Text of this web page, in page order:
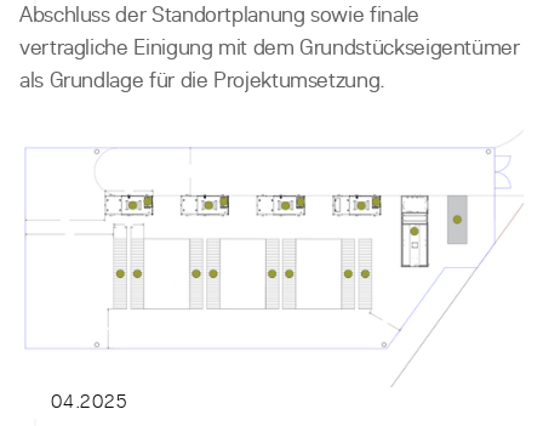
Abschluss der Standortplanung sowie finale
vertragliche Einigung mit dem Grundstückseigentümer
als Grundlage für die Projektumsetzung.
04.2025